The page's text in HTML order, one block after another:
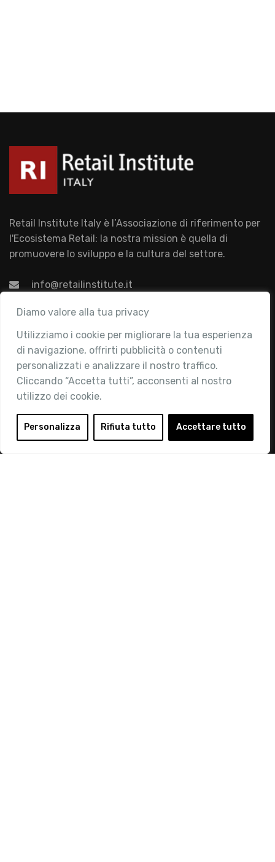
Diamo valore alla tua privacy
Utilizziamo i cookie per migliorare la tua esperienza
di navigazione, offrirti pubblicità o contenuti
personalizzati e analizzare il nostro traffico.
Cliccando “Accetta tutti”, acconsenti al nostro
utilizzo dei cookie.
Personalizza Rifiuta tutto Accettare tutto
Retail Institute Italy è l’Associazione di riferimento per
l'Ecosistema Retail: la nostra mission è quella di
promuovere lo sviluppo e la cultura del settore.
info@retailinstitute.it
Associazione
Chi siamo
Attività
Contatti
Area Riservata
Login
Diventa Socio